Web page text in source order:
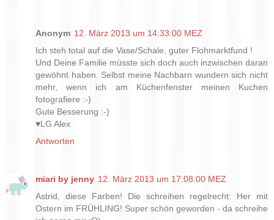
Anonym 12. März 2013 um 14:33:00 MEZ
Ich steh total auf die Vase/Schale, guter Flohmarktfund !
Und Deine Familie müsste sich doch auch inzwischen daran
gewöhnt haben. Selbst meine Nachbarn wundern sich nicht
mehr, wenn ich am Küchenfenster meinen Kuchen
fotografiere :-)
Gute Besserung :-)
♥LG Alex
Antworten
miari by jenny 12. März 2013 um 17:08:00 MEZ
Astrid, diese Farben! Die schreihen regelrecht: Her mit
Ostern im FRÜHLING! Super schön geworden - da schreihe